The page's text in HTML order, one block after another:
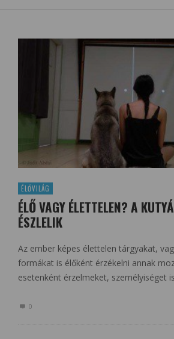
ÉLŐVILÁG
ÉLŐ VAGY ÉLETTELEN? A
ÉSZLELIK
Az ember képes élettelen tárgyakat,
formákat is élőként érzékelni annak
esetenként érzelmeket, személyiséget
0